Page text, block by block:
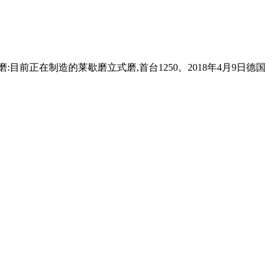
前正在制造的莱歇磨立式磨,首台1250。2018年4月9日德国